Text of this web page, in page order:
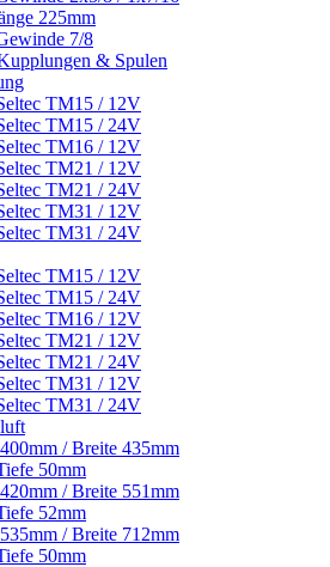
225mm
7/8
& Spulen
TM15 / 12V
TM15 / 24V
TM16 / 12V
TM21 / 12V
TM21 / 24V
TM31 / 12V
TM31 / 24V
TM15 / 12V
TM15 / 24V
TM16 / 12V
TM21 / 12V
TM21 / 24V
TM31 / 12V
TM31 / 24V
/ Breite 435mm
50mm
/ Breite 551mm
52mm
/ Breite 712mm
50mm